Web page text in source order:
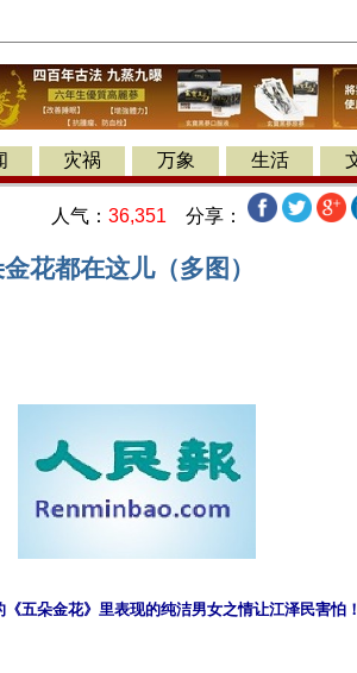
灾祸 万象 生活
人气： 36,351 分享：
花都在这儿（多图）
《五朵金花》里表现的纯洁男女之情让江泽民害怕！